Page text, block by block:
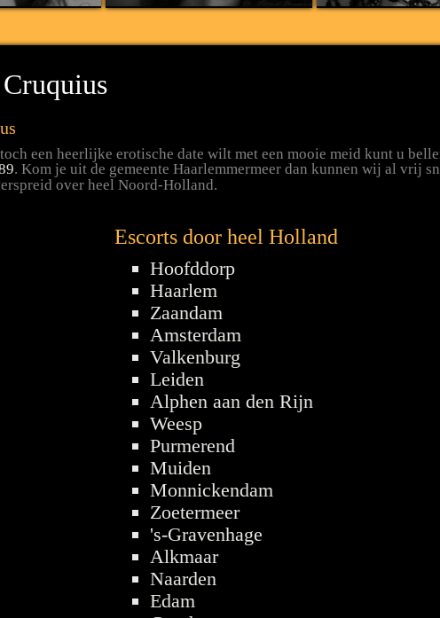
een heerlijke erotische date wilt met een mooie meid kunt u
. Kom je uit de gemeente Haarlemmermeer dan kunnen wij al vrij
over heel Noord-Holland.
Escorts door heel Holland
Hoofddorp
Haarlem
Zaandam
Amsterdam
Valkenburg
Leiden
Alphen aan den Rijn
Weesp
Purmerend
Muiden
Monnickendam
Zoetermeer
's-Gravenhage
Alkmaar
Naarden
Edam